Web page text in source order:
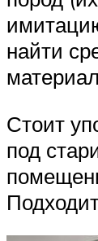
найти
Стоит
под